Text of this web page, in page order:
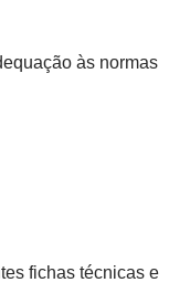
às normas
fichas técnicas e